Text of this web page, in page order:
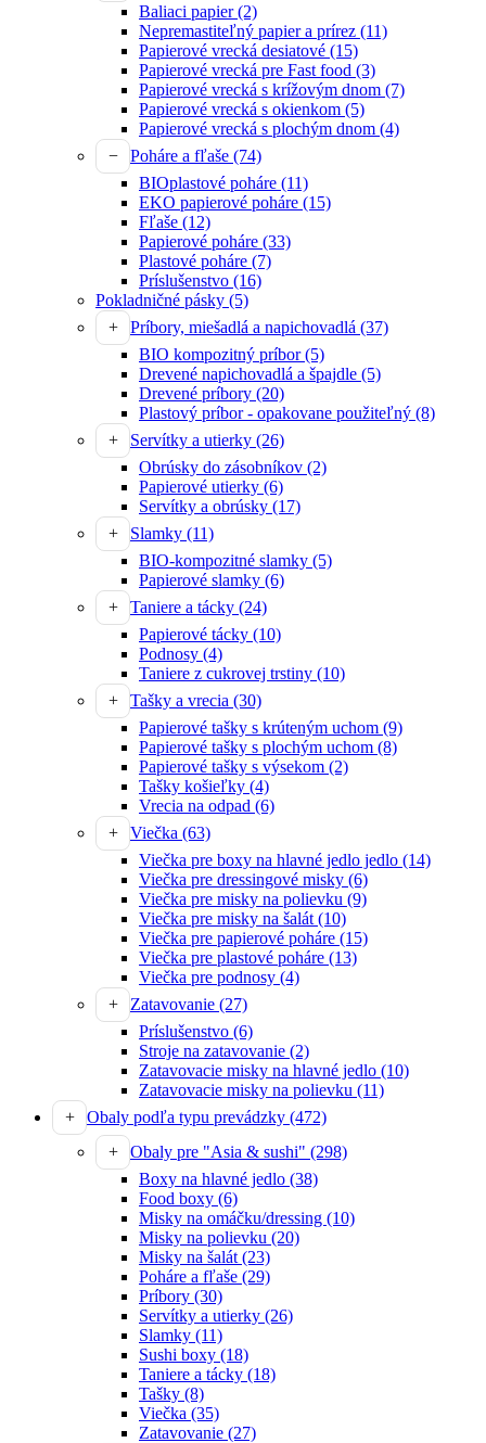
Baliaci papier(2)
Nepremastiteľný papier a prírez (11)
Papierové vrecká desiatové (15)
Papierové vrecká pre Fast food (3)
Papierové vrecká s krížovým dnom (7)
Papierové vrecká s okienkom (5)
Papierové vrecká s plochým dnom (4)
Poháre a fľaše (74)
BIOplastové poháre (11)
EKO papierové poháre (15)
Fľaše (12)
Papierové poháre (33)
Plastové poháre (7)
Príslušenstvo (16)
Pokladničné pásky (5)
Príbory, miešadlá a napichovadlá (37)
BIO kompozitný príbor(5)
Drevené napichovadlá a špajdle (5)
Drevené príbory (20)
Plastový príbor - opakovane použiteľný (8)
Servítky a utierky (26)
Obrúsky do zásobníkov (2)
Papierové utierky (6)
Servítky a obrúsky (17)
Slamky (11)
BIO-kompozitné slamky (5)
Papierové slamky (6)
Taniere a tácky (24)
Papierové tácky (10)
Podnosy (4)
Taniere z cukrovej trstiny (10)
Tašky a vrecia (30)
Papierové tašky s krúteným uchom (9)
Papierové tašky s plochým uchom (8)
Papierové tašky s výsekom (2)
Tašky košieľky (4)
Vrecia na odpad (6)
Viečka (63)
Viečka pre boxy na hlavné jedlo jedlo (14)
Viečka pre dressingové misky (6)
Viečka pre misky na polievku (9)
Viečka pre misky na šalát (10)
Viečka pre papierové poháre (15)
Viečka pre plastové poháre (13)
Viečka pre podnosy (4)
Zatavovanie (27)
Príslušenstvo (6)
Stroje na zatavovanie (2)
Zatavovacie misky na hlavné jedlo (10)
Zatavovacie misky na polievku (11)
Obaly podľa typu prevádzky (472)
Obaly pre "Asia & sushi" (298)
Boxy na hlavné jedlo (38)
Food boxy (6)
Misky na omáčku/dressing (10)
Misky na polievku (20)
Misky na šalát (23)
Poháre a fľaše (29)
Príbory (30)
Servítky a utierky (26)
Slamky (11)
Sushi boxy (18)
Taniere a tácky (18)
Tašky (8)
Viečka (35)
Zatavovanie (27)